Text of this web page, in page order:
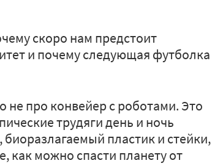
скоро нам предстоит
и почему следующая футболка
про конвейер с роботами. Это
трудяги день и ночь
пластик и стейки,
как можно спасти планету от